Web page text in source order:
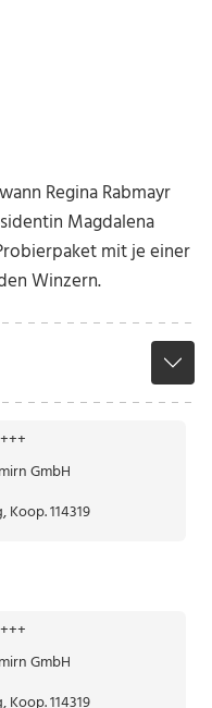
Regina Rabmayr
Magdalena
mit je einer
Winzern.